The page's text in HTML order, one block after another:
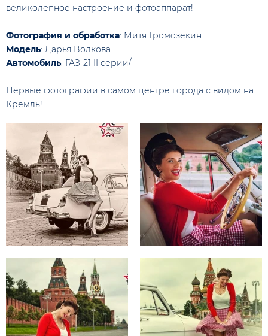
великолепное настроение и фотоаппарат!
Фотография и обработка: Митя Громозекин
Модель: Дарья Волкова
Автомобиль: ГАЗ-21 II серии/
Первые фотографии в самом центре города с видом на
Кремль!